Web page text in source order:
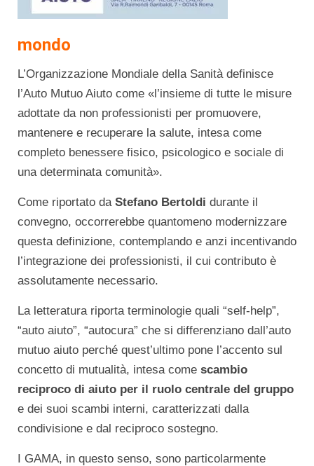
mondo
L’Organizzazione Mondiale della Sanità definisce
l’Auto Mutuo Aiuto come «l’insieme di tutte le misure
adottate da non professionisti per promuovere,
mantenere e recuperare la salute, intesa come
completo benessere fisico, psicologico e sociale di
una determinata comunità».
Come riportato da Stefano Bertoldi durante il
convegno, occorrerebbe quantomeno modernizzare
questa definizione, contemplando e anzi incentivando
l’integrazione dei professionisti, il cui contributo è
assolutamente necessario.
La letteratura riporta terminologie quali “self-help”,
“auto aiuto”, “autocura” che si differenziano dall’auto
mutuo aiuto perché quest’ultimo pone l’accento sul
concetto di mutualità, intesa come scambio
reciproco di aiuto per il ruolo centrale del gruppo
e dei suoi scambi interni, caratterizzati dalla
condivisione e dal reciproco sostegno.
I GAMA, in questo senso, sono particolarmente